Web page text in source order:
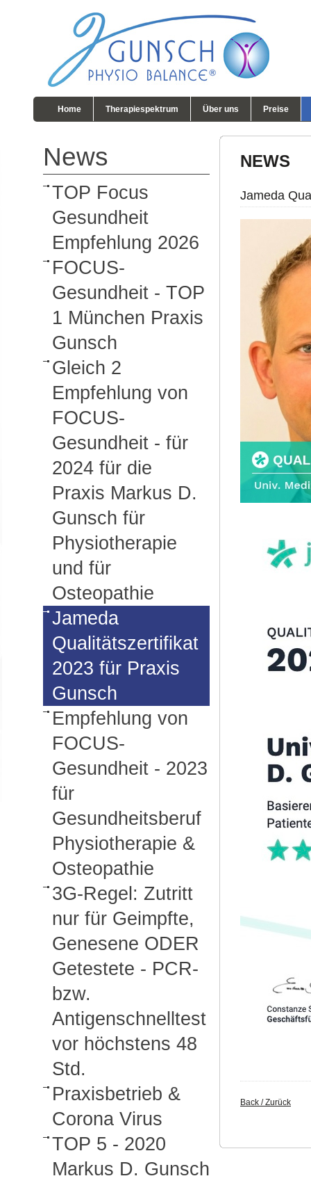
Home Therapiespektrum Über uns Preise
News
TOP Focus
Gesundheit
Empfehlung 2026
FOCUS-
Gesundheit - TOP
1 München Praxis
Gunsch
Gleich 2
Empfehlung von
FOCUS-
Gesundheit - für
2024 für die
Praxis Markus D.
Gunsch für
Physiotherapie
und für
Osteopathie
Jameda
Qualitätszertifikat
2023 für Praxis
Gunsch
Empfehlung von
FOCUS-
Gesundheit - 2023
für
Gesundheitsberuf
Physiotherapie &
Osteopathie
3G-Regel: Zutritt
nur für Geimpfte,
Genesene ODER
Getestete - PCR-
bzw.
Antigenschnelltest
vor höchstens 48
Std.
Praxisbetrieb &
Corona Virus
TOP 5 - 2020
Markus D. Gunsch
NEWS
Jameda
Back / Zurück